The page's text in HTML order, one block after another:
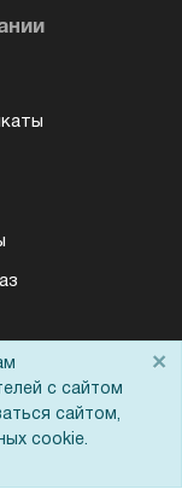
с сайтом
сайтом,
cookie.
×